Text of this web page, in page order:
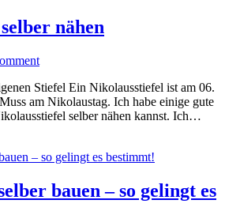
nähen
Stiefel Ein Nikolausstiefel ist am 06.
am Nikolaustag. Ich habe einige gute
selber nähen kannst. Ich…
bauen – so gelingt es